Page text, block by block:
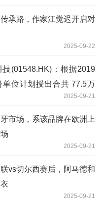
承路，作家江觉迟开启对
2025-09-22
(01548.HK)：根据2019
单位计划授出合共 77.5万
2025-09-21
市场，系该品牌在欧洲上
2025-09-21
vs切尔西赛后，阿马德和
2025-09-21